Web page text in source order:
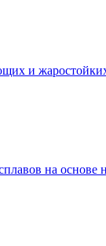
и
на основе